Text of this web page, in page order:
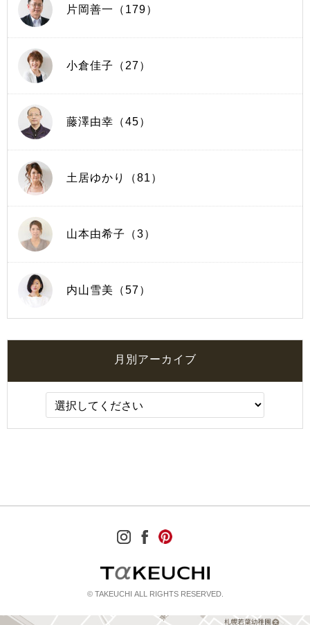
片岡善一（179）
小倉佳子（27）
藤澤由幸（45）
土居ゆかり（81）
山本由希子（3）
内山雪美（57）
月別アーカイブ
© TAKEUCHI ALL RIGHTS RESERVED.